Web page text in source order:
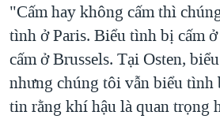
"Cấm hay không cấm thì
tình ở Paris. Biểu tình bị cấm
cấm ở Brussels. Tại Osten,
nhưng chúng tôi vẫn biểu
tin rằng khí hậu là quan trọng